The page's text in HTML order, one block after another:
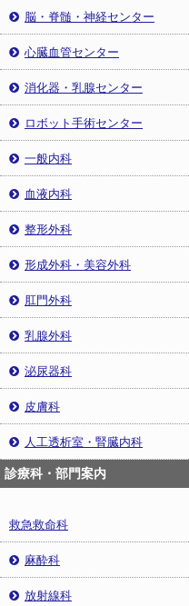
脳・脊髄・神経センター
心臓血管センター
消化器・乳腺センター
ロボット手術センター
一般内科
血液内科
整形外科
形成外科・美容外科
肛門外科
乳腺外科
泌尿器科
皮膚科
人工透析室・腎臓内科
診療科・部門案内
救急救命科
麻酔科
放射線科